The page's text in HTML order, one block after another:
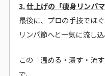
3. 仕上げの「痩身リンパ
最後に、プロの手技でほ
リンパ節へと一気に流し込
この「温める・潰す・流
で、